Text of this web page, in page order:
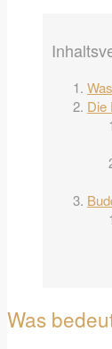
Die
Was